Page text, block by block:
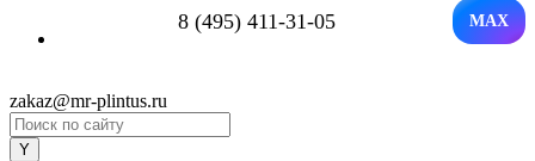
8 (495) 411-31-05 MAX
zakaz@mr-plintus.ru